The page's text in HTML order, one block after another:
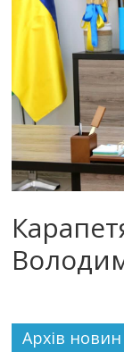
Архiв новин